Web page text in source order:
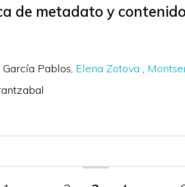
de metadato y
Pablos Elena Zotova